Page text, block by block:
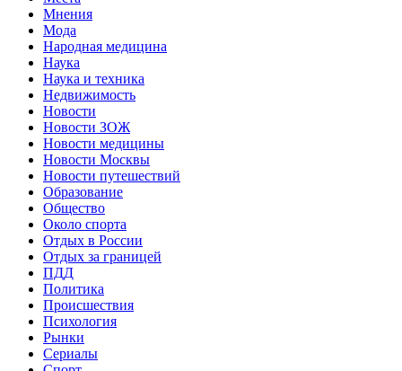
Мнения
Мода
Народная медицина
Наука
Наука и техника
Недвижимость
Новости
Новости ЗОЖ
Новости медицины
Новости Москвы
Новости путешествий
Образование
Общество
Около спорта
Отдых в России
Отдых за границей
ПДД
Политика
Происшествия
Психология
Рынки
Сериалы